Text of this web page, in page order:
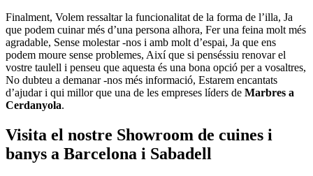
Finalment, Volem ressaltar la funcionalitat de la forma de l’illa, Ja
que podem cuinar més d’una persona alhora, Fer una feina molt més
agradable, Sense molestar -nos i amb molt d’espai, Ja que ens
podem moure sense problemes, Així que si penséssiu renovar el
vostre taulell i penseu que aquesta és una bona opció per a vosaltres,
No dubteu a demanar -nos més informació, Estarem encantats
d’ajudar i qui millor que una de les empreses líders de Marbres a
Cerdanyola.
Visita el nostre Showroom de cuines i
banys a Barcelona i Sabadell